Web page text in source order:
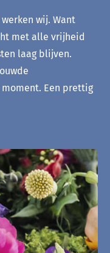
wij. Want
met alle vrijheid
laag blijven.
Een prettig